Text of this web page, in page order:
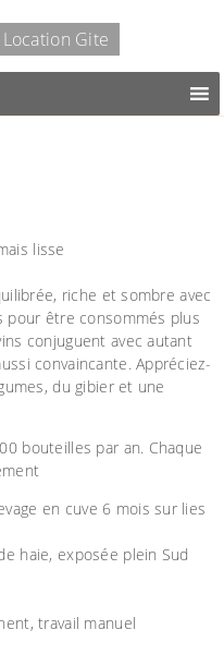
Location Gite
lisse
riche et sombre avec
pour être consommés plus
conjuguent avec autant
convaincante. Appréciez-
du gibier et une
bouteilles par an. Chaque
en cuve 6 mois sur lies
haie, exposée plein Sud
travail manuel